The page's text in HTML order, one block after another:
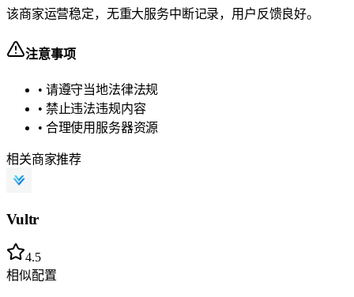
该商家运营稳定，无重大服务中断记录，用户反馈良好。
注意事项
• 请遵守当地法律法规
• 禁止违法违规内容
• 合理使用服务器资源
相关商家推荐
Vultr
4.5
相似配置